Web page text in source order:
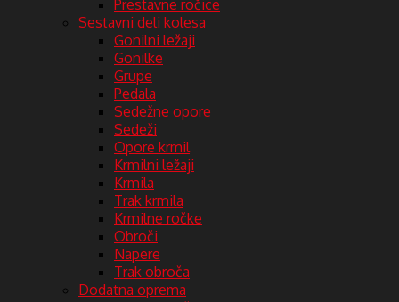
Prestavne ročice
Sestavni deli kolesa
Gonilni ležaji
Gonilke
Grupe
Pedala
Sedežne opore
Sedeži
Opore krmil
Krmilni ležaji
Krmila
Trak krmila
Krmilne ročke
Obroči
Napere
Trak obroča
Dodatna oprema